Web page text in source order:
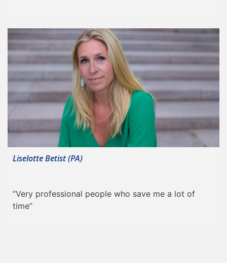
Liselotte Betist (PA)
“Very professional people who save me a lot of
time”